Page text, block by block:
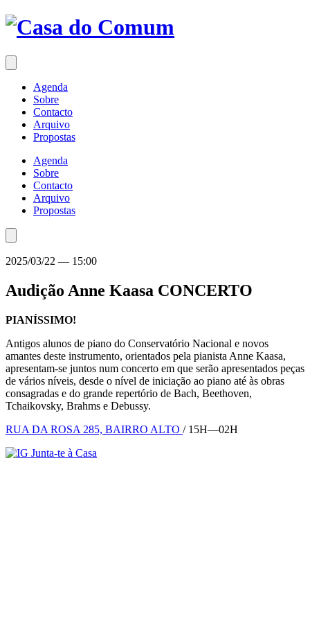
Saltar
para
conteúdo
Agenda
Sobre
Contacto
Arquivo
Propostas
Agenda
Sobre
Contacto
Arquivo
Propostas
2025/03/22 — 15:00
Audição Anne Kaasa CONCERTO
PIANÍSSIMO!
Antigos alunos de piano do Conservatório Nacional e novos
amantes deste instrumento, orientados pela pianista Anne Kaasa,
apresentam-se juntos num concerto em que serão apresentados peças
de vários níveis, desde o nível de iniciação ao piano até às obras
consagradas e do grande repertório de Bach, Beethoven,
Tchaikovsky, Brahms e Debussy.
RUA DA ROSA 285, BAIRRO ALTO / 15H—02H
Junta-te à Casa